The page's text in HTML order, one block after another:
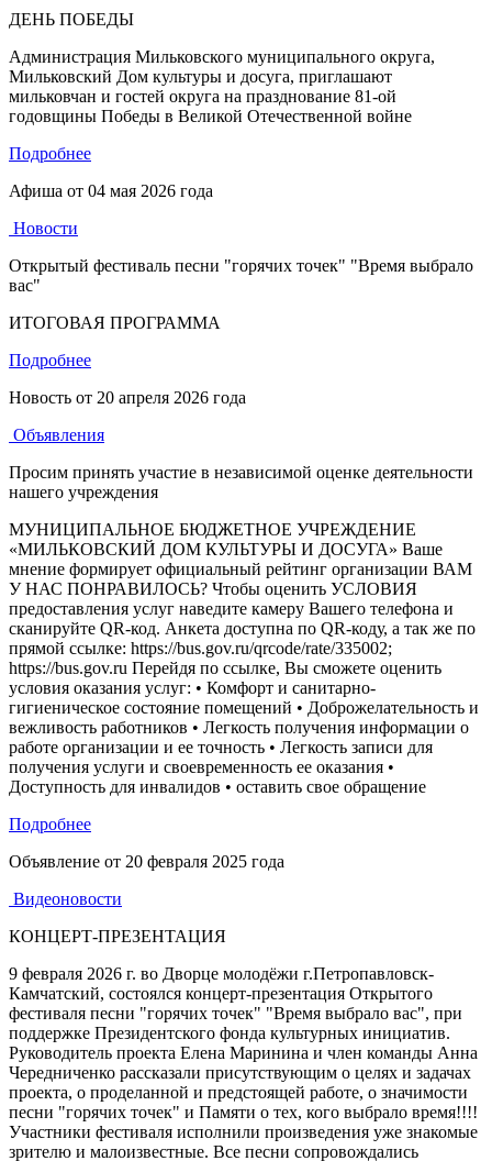
ДЕНЬ ПОБЕДЫ
Администрация Мильковского муниципального округа,
Мильковский Дом культуры и досуга, приглашают
мильковчан и гостей округа на празднование 81-ой
годовщины Победы в Великой Отечественной войне
Подробнее
Афиша от 04 мая 2026 года
Новости
Открытый фестиваль песни "горячих точек" "Время выбрало
вас"
ИТОГОВАЯ ПРОГРАММА
Подробнее
Новость от 20 апреля 2026 года
Объявления
Просим принять участие в независимой оценке деятельности
нашего учреждения
МУНИЦИПАЛЬНОЕ БЮДЖЕТНОЕ УЧРЕЖДЕНИЕ
«МИЛЬКОВСКИЙ ДОМ КУЛЬТУРЫ И ДОСУГА» Ваше
мнение формирует официальный рейтинг организации ВАМ
У НАС ПОНРАВИЛОСЬ? Чтобы оценить УСЛОВИЯ
предоставления услуг наведите камеру Вашего телефона и
сканируйте QR-код. Анкета доступна по QR-коду, а так же по
прямой ссылке: https://bus.gov.ru/qrcode/rate/335002;
https://bus.gov.ru Перейдя по ссылке, Вы сможете оценить
условия оказания услуг: • Комфорт и санитарно-
гигиеническое состояние помещений • Доброжелательность и
вежливость работников • Легкость получения информации о
работе организации и ее точность • Легкость записи для
получения услуги и своевременность ее оказания •
Доступность для инвалидов • оставить свое обращение
Подробнее
Объявление от 20 февраля 2025 года
Видеоновости
КОНЦЕРТ-ПРЕЗЕНТАЦИЯ
9 февраля 2026 г. во Дворце молодёжи г.Петропавловск-
Камчатский, состоялся концерт-презентация Открытого
фестиваля песни "горячих точек" "Время выбрало вас", при
поддержке Президентского фонда культурных инициатив.
Руководитель проекта Елена Маринина и член команды Анна
Чередниченко рассказали присутствующим о целях и задачах
проекта, о проделанной и предстоящей работе, о значимости
песни "горячих точек" и Памяти о тех, кого выбрало время!!!!
Участники фестиваля исполнили произведения уже знакомые
зрителю и малоизвестные. Все песни сопровождались